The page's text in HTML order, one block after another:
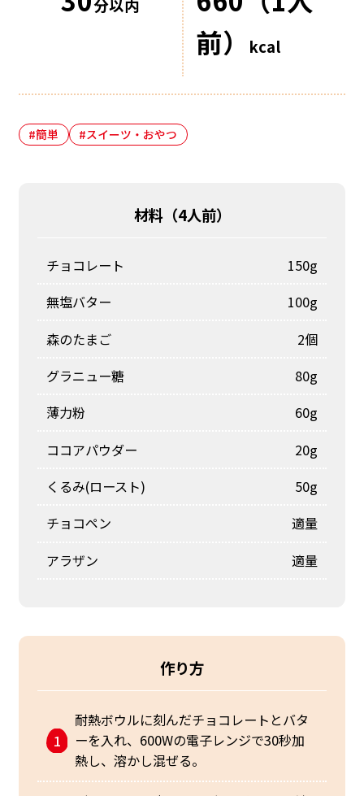
分以内
前）
kcal
#簡単 #スイーツ・おやつ
材料（4人前）
チョコレート
150g
無塩バター
100g
森のたまご
2個
グラニュー糖
80g
薄力粉
60g
ココアパウダー
20g
くるみ(ロースト)
50g
チョコペン
適量
アラザン
適量
作り方
耐熱ボウルに刻んだチョコレートとバタ
ーを入れ、600Wの電子レンジで30秒加
熱し、溶かし混ぜる。